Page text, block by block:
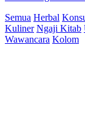
Semua Herbal
Kuliner Ngaji Kitab
Wawancara Kolom